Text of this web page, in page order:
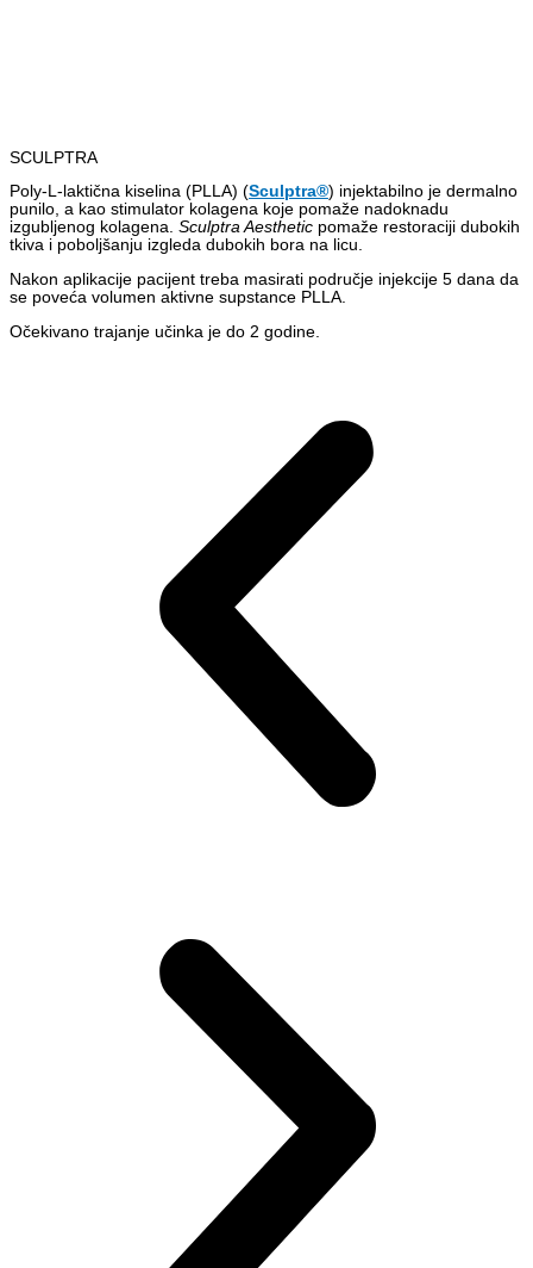
SCULPTRA
Poly-L-laktična kiselina (PLLA) (Sculptra®) injektabilno je dermalno
punilo, a kao stimulator kolagena koje pomaže nadoknadu
izgubljenog kolagena. Sculptra Aesthetic pomaže restoraciji dubokih
tkiva i poboljšanju izgleda dubokih bora na licu.
Nakon aplikacije pacijent treba masirati područje injekcije 5 dana da
se poveća volumen aktivne supstance PLLA.
Očekivano trajanje učinka je do 2 godine.